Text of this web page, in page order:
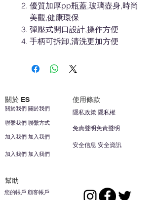
優質加厚pp瓶蓋,玻璃壺身,時尚
美觀,健康環保
彈壓式開口設計,操作方便
手柄可拆卸,清洗更加方便
關於 ES 使用條款
聯繫我們 聯繫方式
加入我們 加入我們
關於我們 關於我們
加入我們 加入我們
安全信息 安全資訊
免責聲明免責聲明
隱私政策 隱私權
幫助
您的帳戶 顧客帳戶